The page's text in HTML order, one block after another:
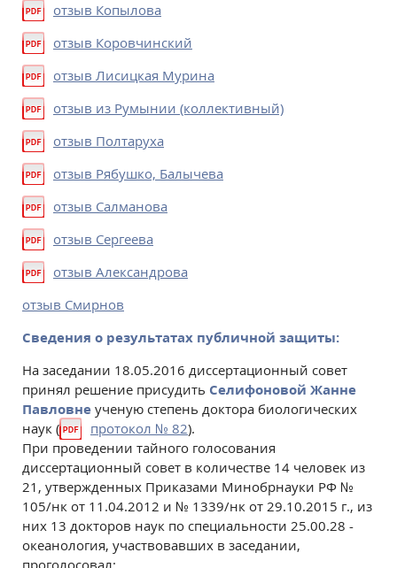
отзыв Копылова
отзыв Коровчинский
отзыв Лисицкая Мурина
отзыв из Румынии (коллективный)
отзыв Полтаруха
отзыв Рябушко, Балычева
отзыв Салманова
отзыв Сергеева
отзыв Александрова
отзыв Смирнов
Сведения о результатах публичной защиты:
На заседании 18.05.2016 диссертационный совет
принял решение присудить Селифоновой Жанне
Павловне ученую степень доктора биологических
наук (
протокол № 82).
При проведении тайного голосования
диссертационный совет в количестве 14 человек из
21, утвержденных Приказами Минобрнауки РФ №
105/нк от 11.04.2012 и № 1339/нк от 29.10.2015 г., из
них 13 докторов наук по специальности 25.00.28 -
океанология, участвовавших в заседании,
проголосовал: